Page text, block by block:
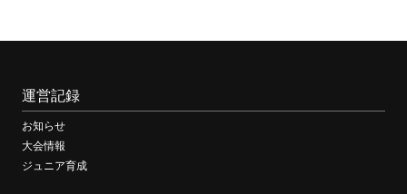
運営記録
お知らせ
大会情報
ジュニア育成